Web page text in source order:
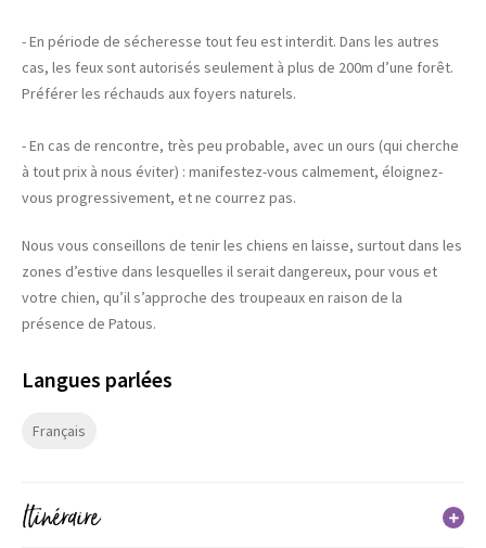
- En période de sécheresse tout feu est interdit. Dans les autres
cas, les feux sont autorisés seulement à plus de 200m d’une forêt.
Préférer les réchauds aux foyers naturels.
- En cas de rencontre, très peu probable, avec un ours (qui cherche
à tout prix à nous éviter) : manifestez-vous calmement, éloignez-
vous progressivement, et ne courrez pas.
Nous vous conseillons de tenir les chiens en laisse, surtout dans les
zones d’estive dans lesquelles il serait dangereux, pour vous et
votre chien, qu’il s’approche des troupeaux en raison de la
présence de Patous.
Langues parlées
Français
Itinéraire